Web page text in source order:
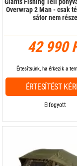
Overwrap 2 Man - csak
sátor nem része
42 990
Elfogyott
Értesítsünk, ha érkezik a
ÉRTESÍTÉST